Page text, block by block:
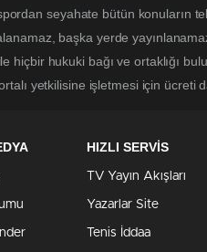
seyahate bütün konuların
başka yerde
hukuki bağı ve ortaklığı
yetkilisine işletmesi için ücreti
HIZLI SERVİS
TV Yayın Akışları
Yazarlar Site
Tenis İddaa